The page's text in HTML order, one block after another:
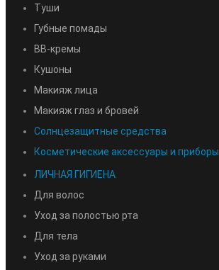
Туши
Губные помады
BB-кремы
Кушоны
Макияж лица
Макияж глаз и бровей
Солнцезащитные средства
Косметические аксессуары и приборы
ЛИЧНАЯ ГИГИЕНА
Для волос
Уход за полостью рта
Для тела
Уход за руками